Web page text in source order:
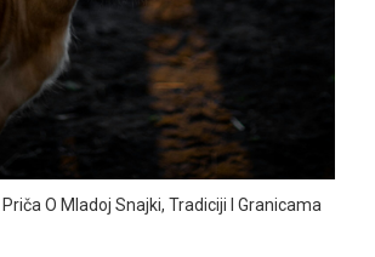
O Mladoj Snajki, Tradiciji I Granicama